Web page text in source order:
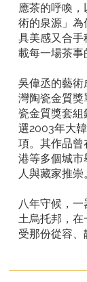
應茶的呼喚
術的泉源」
具美感又合手
載每一場茶事
吳偉丞的藝
灣陶瓷金質
瓷金質獎套組
選2003年大
項。其作品曾
港等多個城
人與藏家推崇
八年守候，
土烏托邦，
受那份從容、